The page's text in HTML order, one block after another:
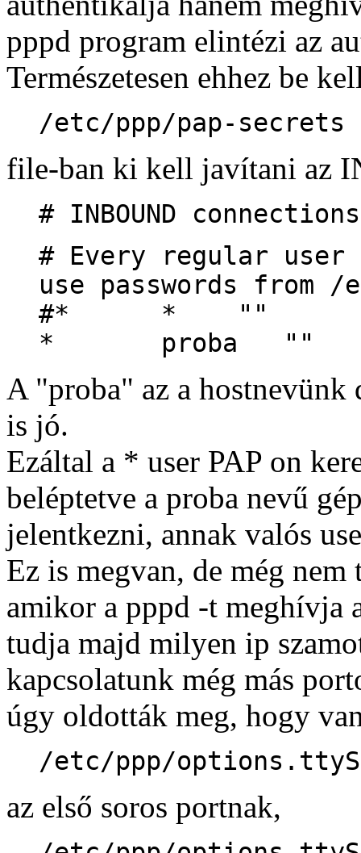
pppd program elintézi az
Természetesen ehhez be
/etc/ppp/pap-secrets
file-ban ki kell javítani az
# INBOUND connections
# Every regular user
use passwords from /
#* * ""
* proba
A "proba" az a
is jó.
Ezáltal a * user PAP on
beléptetve a proba nevű
jelentkezni, annak valós
Ez is megvan, de még
amikor a pppd -t meghívja
tudja majd milyen ip
kapcsolatunk még más
úgy oldották meg, hogy
/etc/ppp/
az első soros portnak,